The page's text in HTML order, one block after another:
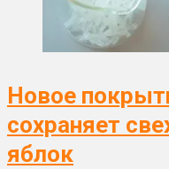
Новое
сохраняет
яблок